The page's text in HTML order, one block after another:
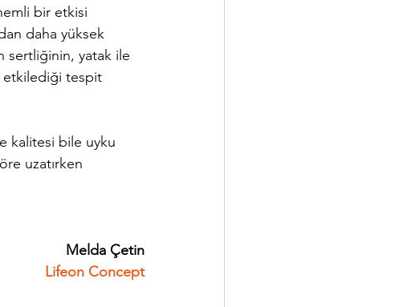
bir etkisi
daha yüksek
sertliğinin, yatak ile
etkilediği tespit
kalitesi bile uyku
uzatırken
Melda Çetin
Lifeon Concept